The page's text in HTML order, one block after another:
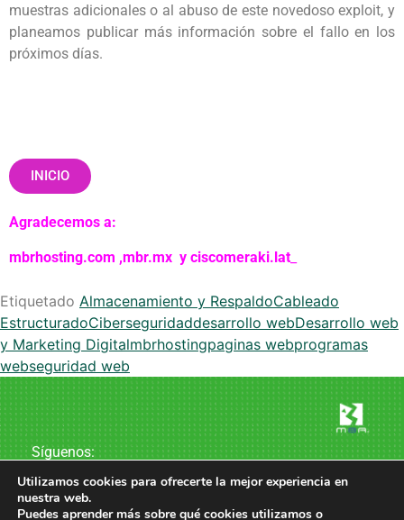
muestras adicionales o al abuso de este novedoso exploit, y
planeamos publicar más información sobre el fallo en los
próximos días.
INICIO
Agradecemos a:
mbrhosting.com ,mbr.mx y ciscomeraki.lat
Etiquetado Almacenamiento y RespaldoCableado
EstructuradoCiberseguridaddesarrollo webDesarrollo web
y Marketing Digitalmbrhostingpaginas webprogramas
webseguridad web
Síguenos:
Utilizamos cookies para ofrecerte la mejor experiencia en
nuestra web.
Puedes aprender más sobre qué cookies utilizamos o